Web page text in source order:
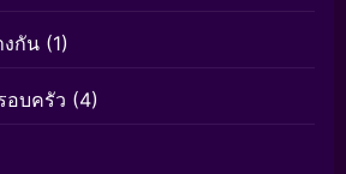
กัน (1)
อบครัว (4)